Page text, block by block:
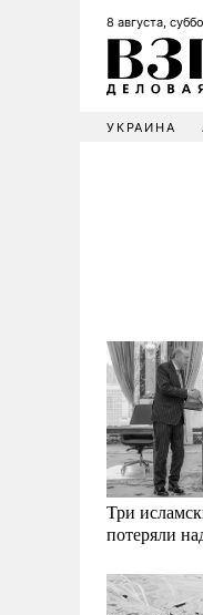
8 августа,
УКРАИНА
Три
потеряли